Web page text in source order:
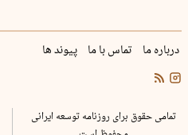
درباره ما تماس با ما پیوند ها
تمامی حقوق برای روزنامه توسعه ایرانی